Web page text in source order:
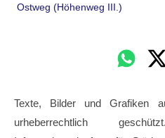
Ostweg (Höhenweg III.)
Texte, Bilder und Grafiken
urheberrechtlich